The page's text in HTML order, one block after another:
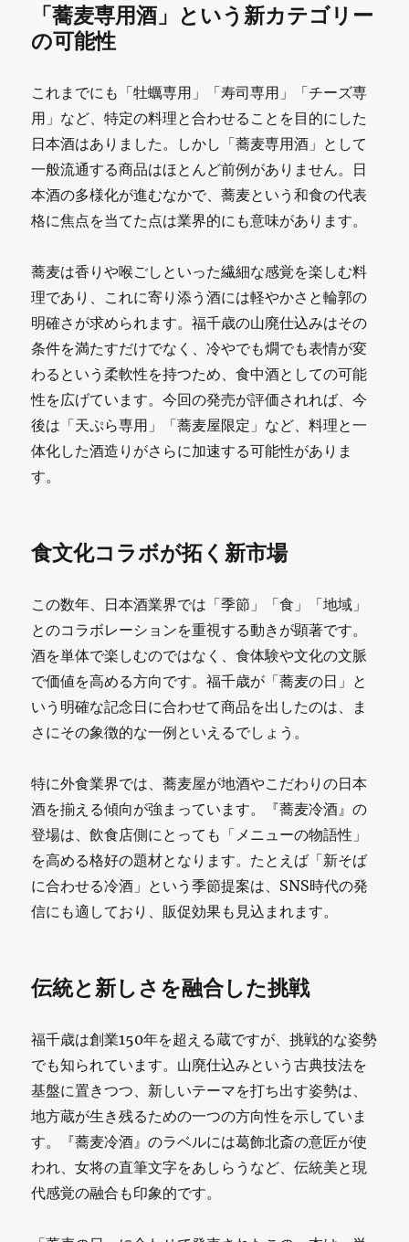
「蕎麦専用酒」という新カテゴリー
の可能性
これまでにも「牡蠣専用」「寿司専用」「チーズ専
用」など、特定の料理と合わせることを目的にした
日本酒はありました。しかし「蕎麦専用酒」として
一般流通する商品はほとんど前例がありません。日
本酒の多様化が進むなかで、蕎麦という和食の代表
格に焦点を当てた点は業界的にも意味があります。
蕎麦は香りや喉ごしといった繊細な感覚を楽しむ料
理であり、これに寄り添う酒には軽やかさと輪郭の
明確さが求められます。福千歳の山廃仕込みはその
条件を満たすだけでなく、冷やでも燗でも表情が変
わるという柔軟性を持つため、食中酒としての可能
性を広げています。今回の発売が評価されれば、今
後は「天ぷら専用」「蕎麦屋限定」など、料理と一
体化した酒造りがさらに加速する可能性がありま
す。
食文化コラボが拓く新市場
この数年、日本酒業界では「季節」「食」「地域」
とのコラボレーションを重視する動きが顕著です。
酒を単体で楽しむのではなく、食体験や文化の文脈
で価値を高める方向です。福千歳が「蕎麦の日」と
いう明確な記念日に合わせて商品を出したのは、ま
さにその象徴的な一例といえるでしょう。
特に外食業界では、蕎麦屋が地酒やこだわりの日本
酒を揃える傾向が強まっています。『蕎麦冷酒』の
登場は、飲食店側にとっても「メニューの物語性」
を高める格好の題材となります。たとえば「新そば
に合わせる冷酒」という季節提案は、SNS時代の発
信にも適しており、販促効果も見込まれます。
伝統と新しさを融合した挑戦
福千歳は創業150年を超える蔵ですが、挑戦的な姿勢
でも知られています。山廃仕込みという古典技法を
基盤に置きつつ、新しいテーマを打ち出す姿勢は、
地方蔵が生き残るための一つの方向性を示していま
す。『蕎麦冷酒』のラベルには葛飾北斎の意匠が使
われ、女将の直筆文字をあしらうなど、伝統美と現
代感覚の融合も印象的です。